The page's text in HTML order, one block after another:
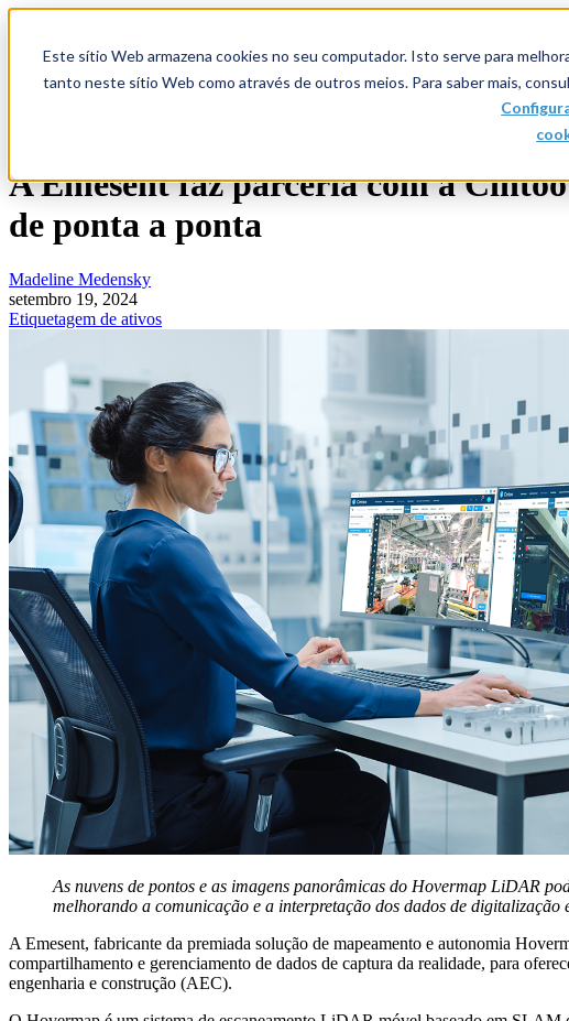
Este sítio Web armazena cookies no seu computador. Isto serve para
tanto neste sítio Web como através de outros meios. Para saber mais,
Show submenu for Produto Produto
Show submenu for Centro de
A Emesent faz parceria com a
de ponta a ponta
Madeline Medensky
setembro 19, 2024
Etiquetagem de ativos
As nuvens de pontos e as imagens panorâmicas do Hovermap LiDAR
melhorando a comunicação e a interpretação dos dados de digitalização
A Emesent, fabricante da premiada solução de mapeamento e autonomia
compartilhamento e gerenciamento de dados de captura da realidade, para
engenharia e construção (AEC).